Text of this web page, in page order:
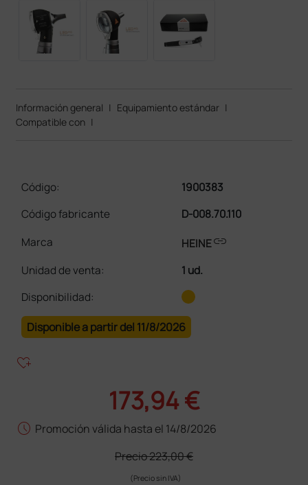
Información general | Equipamiento estándar |
Compatible con |
Código:
1900383
Código fabricante
D-008.70.110
Marca
HEINElink
Unidad de venta:
1 ud.
Disponibilidad:
Disponible a partir del 11/8/2026
heart_plus
173,94 €
schedule Promoción válida hasta el 14/8/2026
Precio223,00 €
(Precio sin IVA)